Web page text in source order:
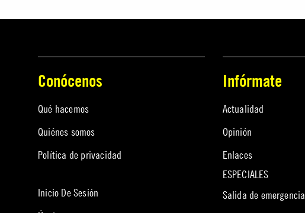
Conócenos
Qué hacemos
Quiénes somos
Política de privacidad
Inicio De Sesión
Infórmate
Actualidad
Opinión
Enlaces
ESPECIALES
Salida de emergencia